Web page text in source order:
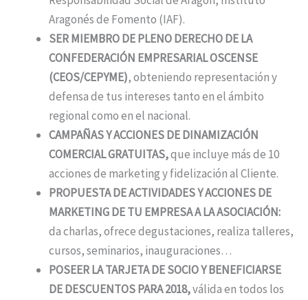
Aragonés de Fomento (IAF).
SER MIEMBRO DE PLENO DERECHO DE LA
CONFEDERACIÓN EMPRESARIAL OSCENSE
(CEOS/CEPYME), obteniendo representación y
defensa de tus intereses tanto en el ámbito
regional como en el nacional.
CAMPAÑAS Y ACCIONES DE DINAMIZACIÓN
COMERCIAL GRATUITAS,que incluye más de 10
acciones de marketing y fidelización al Cliente.
PROPUESTA DE ACTIVIDADES Y ACCIONES DE
MARKETING DE TU EMPRESA A LA ASOCIACIÓN:
da charlas, ofrece degustaciones, realiza talleres,
cursos, seminarios, inauguraciones…
POSEER LA TARJETA DE SOCIO Y BENEFICIARSE
DE DESCUENTOS PARA 2018,válida en todos los